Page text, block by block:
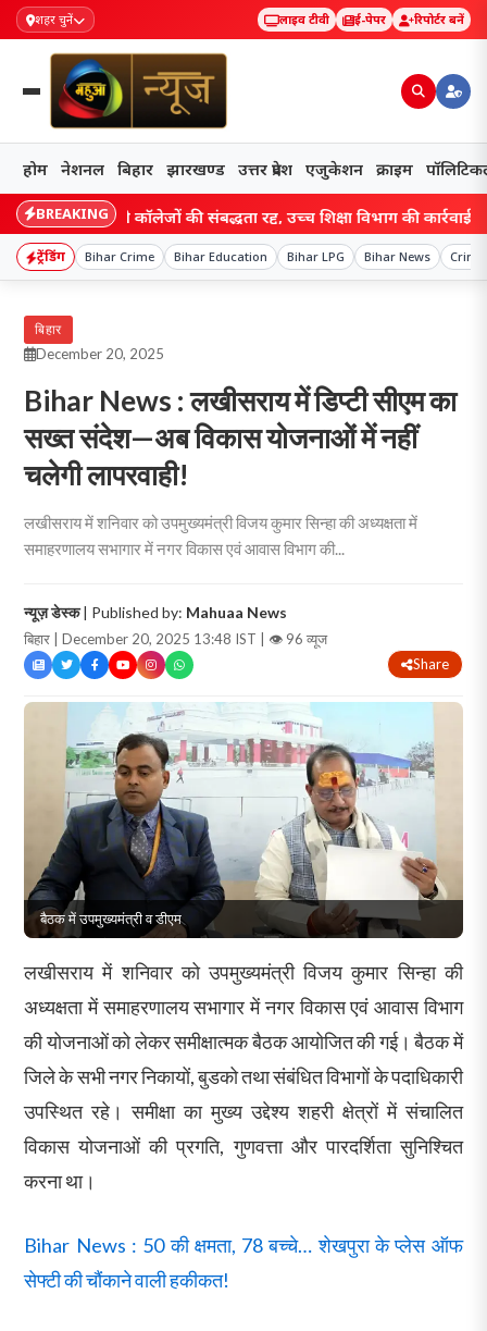
शहर चुनें लाइव टीवी ई-पेपर रिपोर्टर बनें
होम नेशनल बिहार झारखण्ड उत्तर प्रदेश एजुकेशन क्राइम
BREAKING
डिग्री कॉलेजों की संबद्धता रद्द, उच्च शिक्षा विभाग की कार्रवाई से मचा
ट्रेंडिंग Bihar Crime Bihar Education Bihar LPG Bihar News Crime
बिहार
December 20, 2025
Bihar News : लखीसराय में डिप्टी सीएम का
सख्त संदेश—अब विकास योजनाओं में नहीं
चलेगी लापरवाही!
लखीसराय में शनिवार को उपमुख्यमंत्री विजय कुमार सिन्हा की अध्यक्षता में
समाहरणालय सभागार में नगर विकास एवं आवास विभाग की...
न्यूज़ डेस्क| Published by: Mahuaa News
बिहार | December 20, 2025 13:48 IST | 👁 96 व्यूज
Share
बैठक में उपमुख्यमंत्री व डीएम
लखीसराय में शनिवार को उपमुख्यमंत्री विजय कुमार सिन्हा की
अध्यक्षता में समाहरणालय सभागार में नगर विकास एवं आवास विभाग
की योजनाओं को लेकर समीक्षात्मक बैठक आयोजित की गई। बैठक में
जिले के सभी नगर निकायों, बुडको तथा संबंधित विभागों के पदाधिकारी
उपस्थित रहे। समीक्षा का मुख्य उद्देश्य शहरी क्षेत्रों में संचालित
विकास योजनाओं की प्रगति, गुणवत्ता और पारदर्शिता सुनिश्चित
करना था।
Bihar News : 50 की क्षमता, 78 बच्चे… शेखपुरा के प्लेस ऑफ
सेफ्टी की चौंकाने वाली हकीकत!